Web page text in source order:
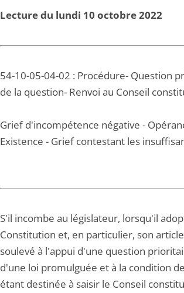
Lecture du lundi 10 octobre 2022
54-10-05-04-02 : Procédure- Question
de la question- Renvoi au Conseil
Grief d'incompétence négative -
Existence - Grief contestant les
S'il incombe au législateur, lorsqu'il
Constitution et, en particulier, son
soulevé à l'appui d'une question
d'une loi promulguée et à la condition
étant destinée à saisir le Conseil